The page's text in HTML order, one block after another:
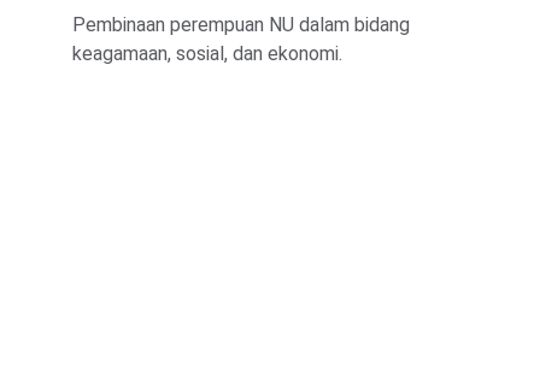
Pembinaan perempuan NU dalam bidang
keagamaan, sosial, dan ekonomi.